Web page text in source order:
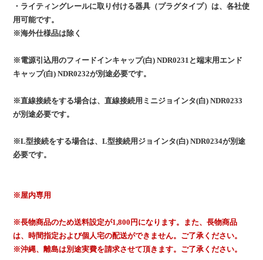
・ライティングレールに取り付ける器具（プラグタイプ）は、各社使
用可能です。
※海外仕様品は除く
※電源引込用のフィードインキャップ(白) NDR0231と端末用エンド
キャップ(白) NDR0232が別途必要です。
※直線接続をする場合は、直線接続用ミニジョインタ(白) NDR0233
が別途必要です。
※L型接続をする場合は、L型接続用ジョインタ(白) NDR0234が別途
必要です。
※屋内専用
※長物商品のため送料設定が1,800円になります。また、長物商品
は、時間指定および個人宅の配送ができません。ご了承ください。
※沖縄、離島は別途実費を請求させて頂きます。ご了承ください。